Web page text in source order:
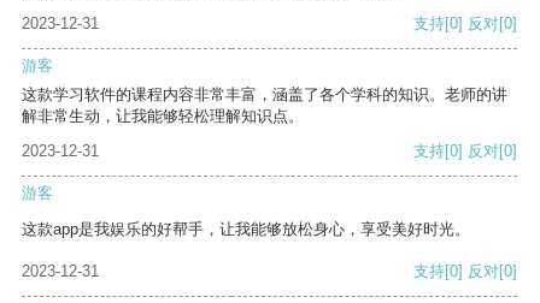
2023-12-31
支持[0] 反对[0]
游客
这款学习软件的课程内容非常丰富，涵盖了各个学科的知识。老师的讲
解非常生动，让我能够轻松理解知识点。
2023-12-31
支持[0] 反对[0]
游客
这款app是我娱乐的好帮手，让我能够放松身心，享受美好时光。
2023-12-31 支持[0] 反对[0]